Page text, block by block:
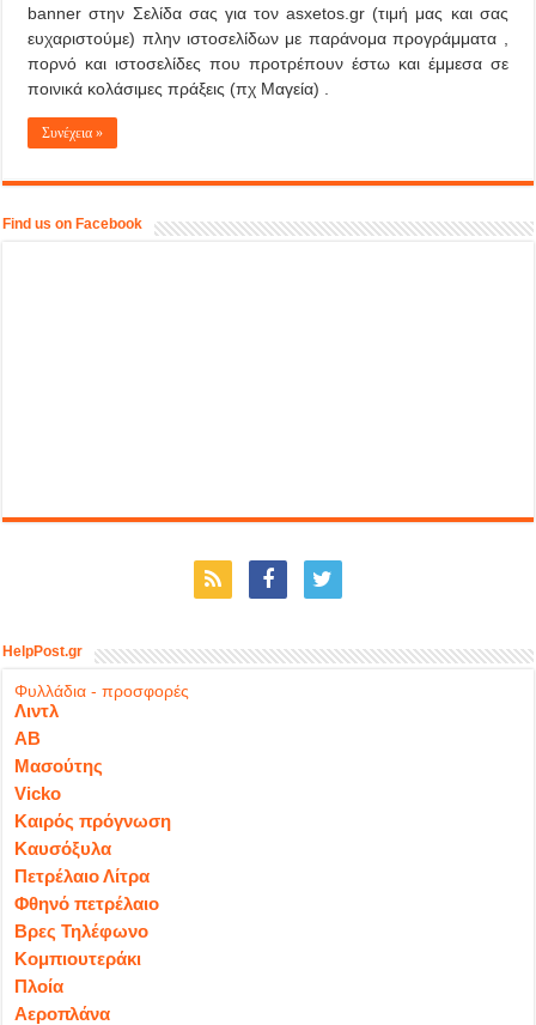
banner στην Σελίδα σας για τον asxetos.gr (τιμή μας και σας
ευχαριστούμε) πλην ιστοσελίδων με παράνομα προγράμματα ,
πορνό και ιστοσελίδες που προτρέπουν έστω και έμμεσα σε
ποινικά κολάσιμες πράξεις (πχ Μαγεία) .
Συνέχεια »
Find us on Facebook
HelpPost.gr
Φυλλάδια - προσφορές
Λιντλ
ΑΒ
Μασούτης
Vicko
Καιρός πρόγνωση
Καυσόξυλα
Πετρέλαιο Λίτρα
Φθηνό πετρέλαιο
Βρες Τηλέφωνο
Κομπιουτεράκι
Πλοία
Αεροπλάνα